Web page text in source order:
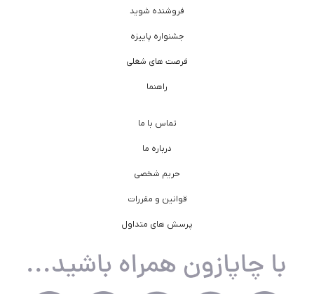
فروشنده شوید
جشنواره پاییزه
فرصت های شغلی
راهنما
تماس با ما
درباره ما
حریم شخصی
قوانین و مقررات
پرسش های متداول